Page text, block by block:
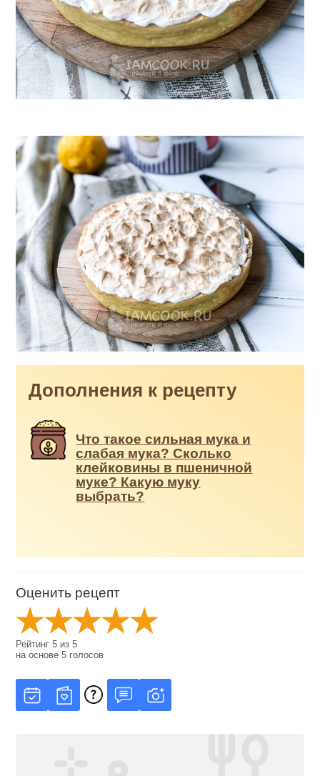
Дополнения к рецепту
Что такое сильная мука и
слабая мука? Сколько
клейковины в пшеничной
муке? Какую муку
выбрать?
Оценить рецепт
Рейтинг5 из5
на основе5 голосов